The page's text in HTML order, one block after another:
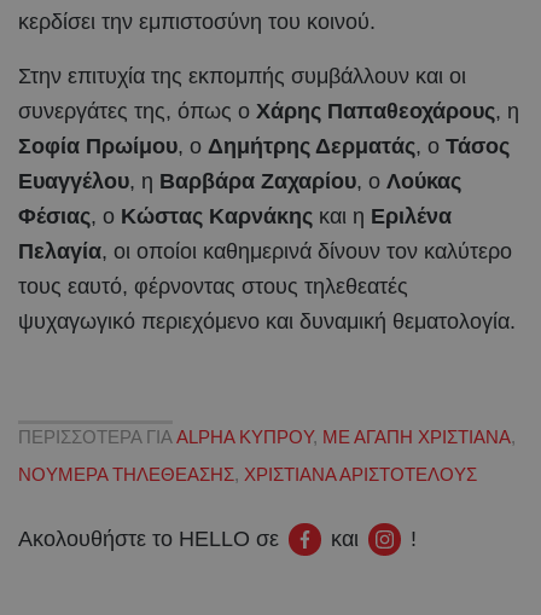
κερδίσει την εμπιστοσύνη του κοινού.
Στην επιτυχία της εκπομπής συμβάλλουν και οι
συνεργάτες της, όπως ο Χάρης Παπαθεοχάρους, η
Σοφία Πρωίμου, ο Δημήτρης Δερματάς, ο Τάσος
Ευαγγέλου, η Βαρβάρα Ζαχαρίου, ο Λούκας
Φέσιας, ο Κώστας Καρνάκης και η Eριλένα
Πελαγία, οι οποίοι καθημερινά δίνουν τον καλύτερο
τους εαυτό, φέρνοντας στους τηλεθεατές
ψυχαγωγικό περιεχόμενο και δυναμική θεματολογία.
ΠΕΡΙΣΣΟΤΕΡΑ ΓΙΑ ALPHA ΚΥΠΡΟΥ, ΜΕ ΑΓΑΠΗ ΧΡΙΣΤΙΑΝΑ,
ΝΟΥΜΕΡΑ ΤΗΛΕΘΕΑΣΗΣ, ΧΡΙΣΤΙΑΝΑ ΑΡΙΣΤΟΤΕΛΟΥΣ
Ακολουθήστε το HELLO σε και !